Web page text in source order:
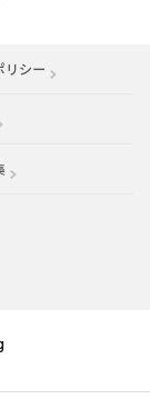
リシー
（別ウィンドウで開く